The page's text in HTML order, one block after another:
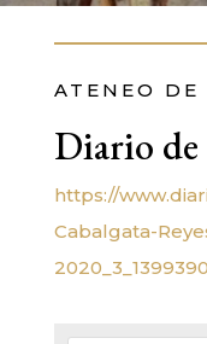
ATENEO DE
Diario de
https://
Cabalgata-